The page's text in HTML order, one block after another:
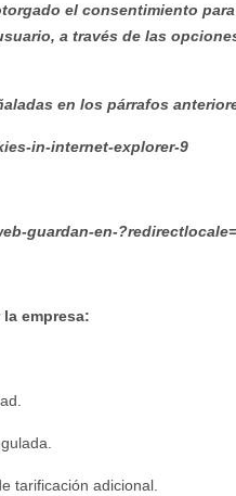
el consentimiento
a través de las
en los párrafos
in-internet-explorer-9
guardan-en-
empresa:
tarificación adicional.